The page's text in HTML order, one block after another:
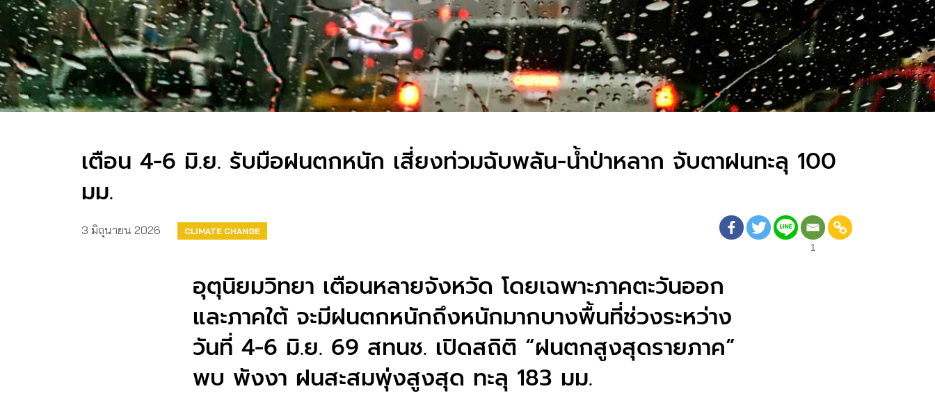
เตือน 4-6 มิ.ย. รับมือฝนตกหนัก เสี่ยงท่วมฉับพลัน-น้ำป่าหลาก จับตาฝนทะลุ 100
มม.
3 มิถุนายน 2026
CLIMATE CHANGE
1
อุตุนิยมวิทยา เตือนหลายจังหวัด โดยเฉพาะภาคตะวันออก
และภาคใต้ จะมีฝนตกหนักถึงหนักมากบางพื้นที่ช่วงระหว่าง
วันที่ 4-6 มิ.ย. 69 สทนช. เปิดสถิติ “ฝนตกสูงสุดรายภาค”
พบ พังงา ฝนสะสมพุ่งสูงสุด ทะลุ 183 มม.